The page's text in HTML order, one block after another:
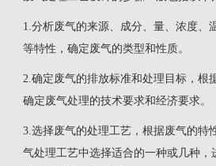
1.分析废气的来源、成分、量、浓度、
等特性，确定废气的类型和性质。
2.确定废气的排放标准和处理目标，根
确定废气处理的技术要求和经济要求。
3.选择废气的处理工艺，根据废气的特
气处理工艺中选择适合的一种或几种，